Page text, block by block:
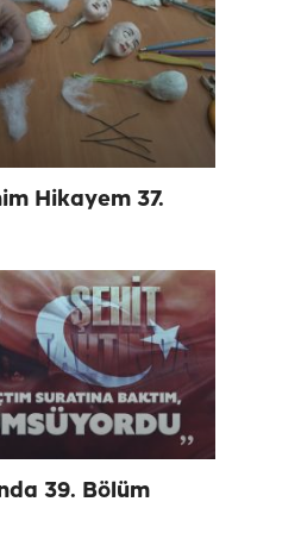
Hikayem 37.
39. Bölüm